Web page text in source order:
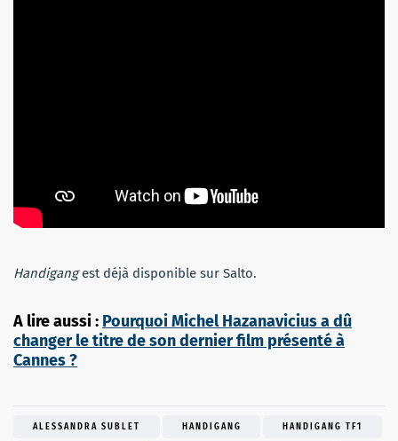
Handigangest déjà disponible sur Salto.
A lire aussi : Pourquoi Michel Hazanavicius a dû
changer le titre de son dernier film présenté à
Cannes ?
ALESSANDRA SUBLET HANDIGANG HANDIGANG TF1